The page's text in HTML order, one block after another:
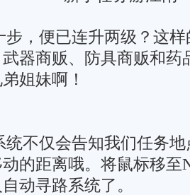
步，便已连升两级？这
器商贩、防具商贩和药
姐妹啊！
统不仅会告知我们任务
的距离哦。将鼠标移至
动寻路系统了。